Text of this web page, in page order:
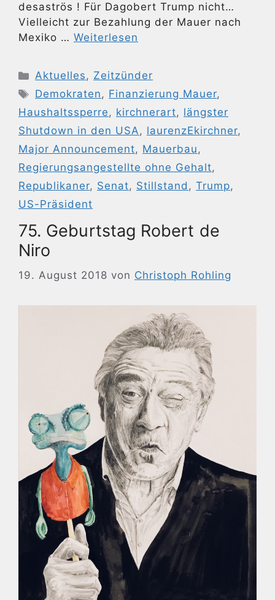
desaströs ! Für Dagobert Trump nicht…
Vielleicht zur Bezahlung der Mauer nach
Mexiko … Weiterlesen
Kategorien
Aktuelles, Zeitzünder
Schlagwörter
Demokraten, Finanzierung Mauer,
Haushaltssperre, kirchnerart, längster
Shutdown in den USA, laurenzEkirchner,
Major Announcement, Mauerbau,
Regierungsangestellte ohne Gehalt,
Republikaner, Senat, Stillstand , Trump,
US-Präsident
75. Geburtstag Robert de
Niro
19. August 2018 von Christoph Rohling